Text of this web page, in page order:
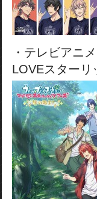
・テレビアニ
LOVEスターリ